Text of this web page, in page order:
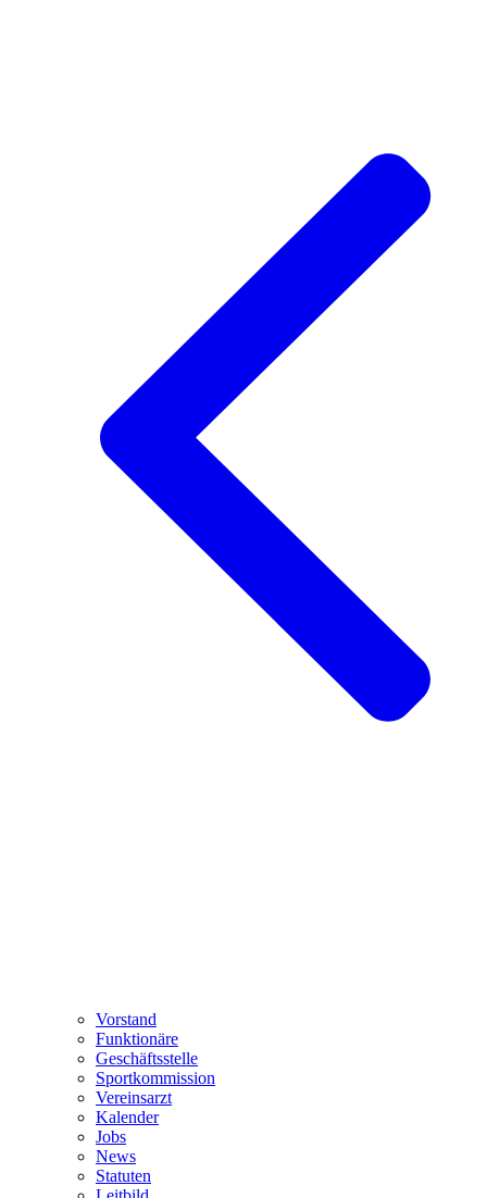
Vorstand
Funktionäre
Geschäftsstelle
Sportkommission
Vereinsarzt
Kalender
Jobs
News
Statuten